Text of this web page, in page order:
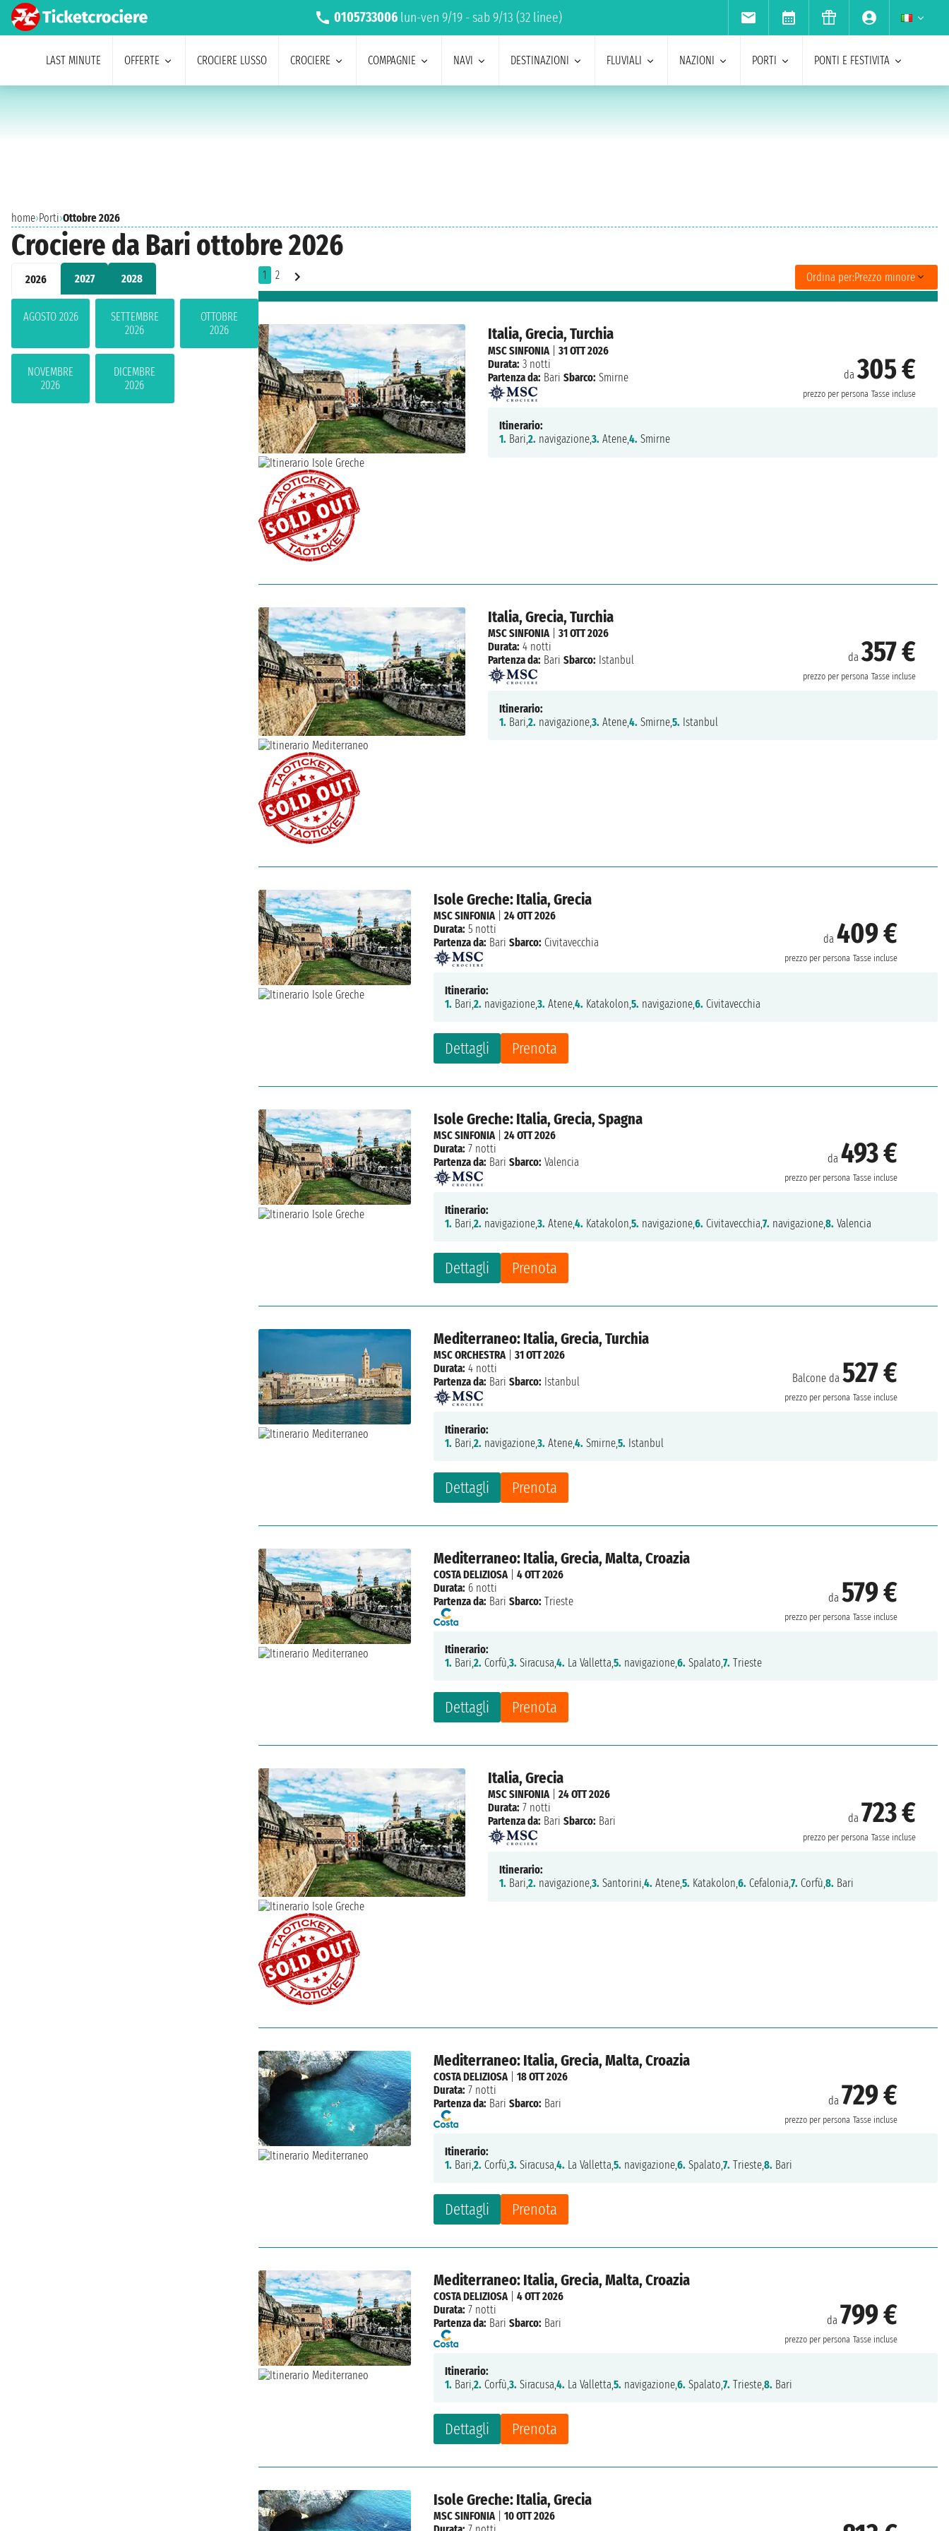
0105733006 lun-ven 9/19 - sab 9/13 (32 linee)
LAST MINUTE OFFERTE CROCIERE LUSSO CROCIERE COMPAGNIE NAVI DESTINAZIONI FLUVIALI NAZIONI PORTI PONTI E FESTIVITA
home›Porti›Ottobre 2026
Crociere da Bari ottobre 2026
2026 2027 2028
AGOSTO 2026
SETTEMBRE
2026
OTTOBRE
2026
NOVEMBRE
2026
DICEMBRE
2026
1 2 Ordina per:Prezzo minore
Italia, Grecia, Turchia
da305 €
prezzo per persona Tasse incluse
MSC SINFONIA| 31 OTT 2026
Durata: 3 notti
Partenza da: Bari Sbarco: Smirne
Itinerario:
1. Bari,2. navigazione,3. Atene,4. Smirne
Italia, Grecia, Turchia
da357 €
prezzo per persona Tasse incluse
MSC SINFONIA| 31 OTT 2026
Durata: 4 notti
Partenza da: Bari Sbarco: Istanbul
Itinerario:
1. Bari, 2. navigazione,3. Atene,4. Smirne,5. Istanbul
Isole Greche: Italia, Grecia
da409 €
prezzo per persona Tasse incluse
Dettagli Prenota
MSC SINFONIA|24 OTT 2026
Durata: 5 notti
Partenza da: Bari Sbarco: Civitavecchia
Itinerario:
1. Bari,2. navigazione,3. Atene,4. Katakolon,5. navigazione,6. Civitavecchia
Isole Greche: Italia, Grecia, Spagna
da493 €
prezzo per persona Tasse incluse
Dettagli Prenota
MSC SINFONIA|24 OTT 2026
Durata: 7 notti
Partenza da: Bari Sbarco: Valencia
Itinerario:
1. Bari,2. navigazione,3. Atene,4. Katakolon,5. navigazione,6. Civitavecchia,7. navigazione,8. Valencia
Mediterraneo: Italia, Grecia, Turchia
Balcone da527 €
prezzo per persona Tasse incluse
Dettagli Prenota
MSC ORCHESTRA|31 OTT 2026
Durata: 4 notti
Partenza da: Bari Sbarco: Istanbul
Itinerario:
1. Bari,2. navigazione,3. Atene,4. Smirne,5. Istanbul
Mediterraneo: Italia, Grecia, Malta, Croazia
da579 €
prezzo per persona Tasse incluse
Dettagli Prenota
COSTA DELIZIOSA|4 OTT 2026
Durata: 6 notti
Partenza da: Bari Sbarco: Trieste
Itinerario:
1. Bari,2. Corfù,3. Siracusa,4. La Valletta,5. navigazione,6. Spalato,7. Trieste
Italia, Grecia
da 723 €
prezzo per persona Tasse incluse
MSC SINFONIA| 24 OTT 2026
Durata: 7 notti
Partenza da: Bari Sbarco: Bari
Itinerario:
1. Bari,2. navigazione,3. Santorini,4. Atene,5. Katakolon,6. Cefalonia,7. Corfù,8. Bari
Mediterraneo: Italia, Grecia, Malta, Croazia
da 729 €
prezzo per persona Tasse incluse
Dettagli Prenota
COSTA DELIZIOSA|18 OTT 2026
Durata: 7 notti
Partenza da: Bari Sbarco: Bari
Itinerario:
1. Bari,2. Corfù,3. Siracusa,4. La Valletta,5. navigazione,6. Spalato,7. Trieste,8. Bari
Mediterraneo: Italia, Grecia, Malta, Croazia
da 799 €
prezzo per persona Tasse incluse
Dettagli Prenota
COSTA DELIZIOSA|4 OTT 2026
Durata: 7 notti
Partenza da: Bari Sbarco: Bari
Itinerario:
1. Bari,2. Corfù,3. Siracusa,4. La Valletta,5. navigazione,6. Spalato,7. Trieste,8. Bari
Isole Greche: Italia, Grecia
MSC SINFONIA|10 OTT 2026